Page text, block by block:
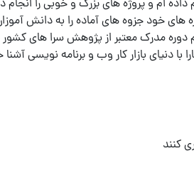
های خود جزوه های آماده را به دانش
دوره مدرک معتبر از پژوهش سرا های کشور
دنیای بازار کار وب و برنامه نویسی آشنا
کنند